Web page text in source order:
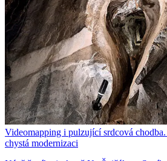
Videomapping i pulzující srdcová
chystá modernizaci